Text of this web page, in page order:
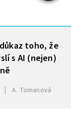
toho, že
s AI (nejen)
A. Tomanová